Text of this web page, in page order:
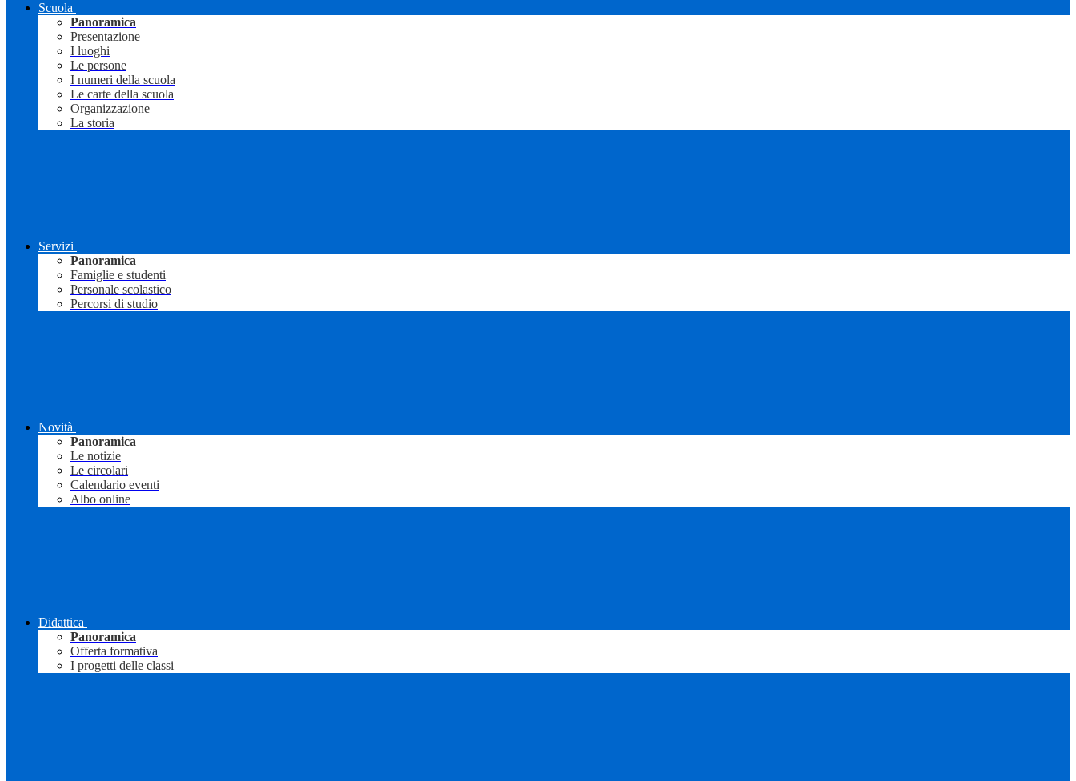
Scuola
Panoramica
Presentazione
I luoghi
Le persone
I numeri della scuola
Le carte della scuola
Organizzazione
La storia
Servizi
Panoramica
Famiglie e studenti
Personale scolastico
Percorsi di studio
Novità
Panoramica
Le notizie
Le circolari
Calendario eventi
Albo online
Didattica
Panoramica
Offerta formativa
I progetti delle classi